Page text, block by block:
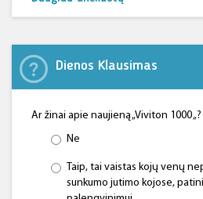
Dienos Klausimas
Ar žinai apie naujieną „Viviton 1000 „?
Ne
Taip, tai vaistas kojų venų
sunkumo jutimo kojose,